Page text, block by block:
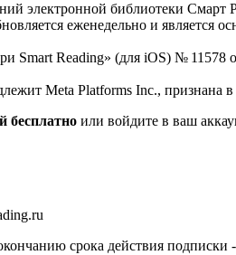
электронной библиотеки
еженедельно и является
Smart Reading» (для iOS) №
Meta Platforms Inc., признана
бесплатно или войдите в ваш
срока действия подписки